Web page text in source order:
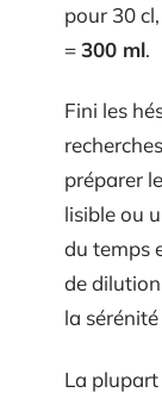
pour 30
=300 ml.
Fini les
préparer le
lisible ou
du temps
de
la
La plupart